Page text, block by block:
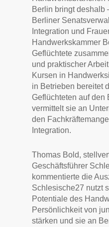
Berlin bringt deshalb
Berliner
Integration und
Handwerkskammer
Geflüchtete
und praktischer
Kursen in
in Betrieben bereitet
Geflüchteten auf den
vermittelt sie an
den
Integration.
Thomas Bold,
Geschäftsführer
kommentierte die
Schlesische27 nutzt
Potentiale des
Persönlichkeit von
stärken und sie an